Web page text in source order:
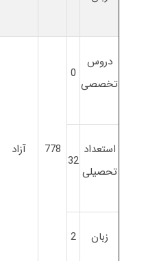
دروس
تخصصی
0
778 آزاد
استعداد
تحصیلی
32
زبان 2